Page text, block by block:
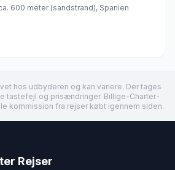
600 meter (sandstrand), Spanien
hos udbyderen og kan variere. Der tages
tastefejl og prisændringer. Billige-Charter-
kommission fra rejser købt igennem siden.
Rejser